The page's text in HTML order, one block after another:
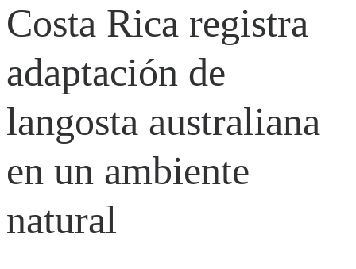
Costa Rica registra
adaptación de
langosta australiana
en un ambiente
natural